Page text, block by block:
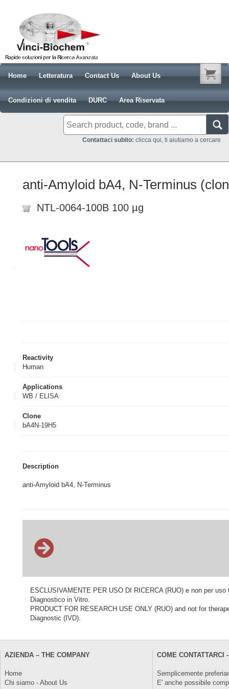
Home Letteratura Contact Us About Us
Condizioni di vendita DURC Area Riservata
Contattaci subito: clicca qui, ti aiutiamo a cercare
anti-Amyloid bA4, N-Terminus
NTL-0064-100B 100 µg
Reactivity
Human
Applications
WB / ELISA
Clone
bA4N-19H5
Description
anti-Amyloid bA4, N-Terminus
ESCLUSIVAMENTE PER USO DI RICERCA (RUO) e non per
Diagnostico in Vitro.
PRODUCT FOR RESEARCH USE ONLY (RUO) and not for
Diagnostic (IVD).
AZIENDA – THE COMPANY
Home
Chi siamo - About Us
COME CONTATTARCI
Semplicemente
E' anche possibile